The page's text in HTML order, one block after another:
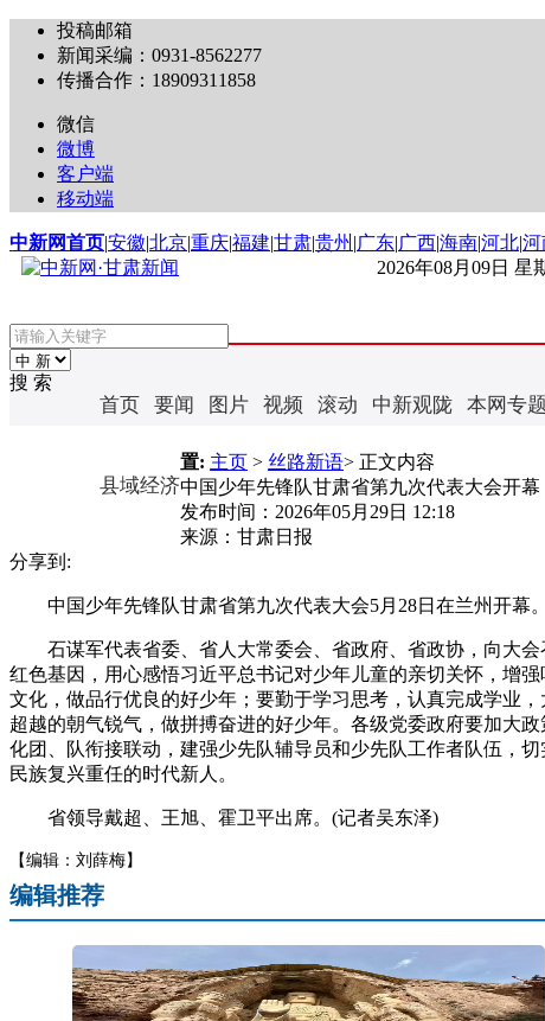
投稿邮箱
新闻采编：0931-8562277
传播合作：18909311858
微信
微博
客户端
移动端
中新网首页|安徽|北京|重庆|福建|甘肃|贵州 |广东|广西|海南|河北|河
2026年08月09日 星
搜 索
首页 要闻 图片 视频 滚动 中新观陇 本网专题
县域经济
置: 主页 > 丝路新语> 正文内容
中国少年先锋队甘肃省第九次代表大会开幕
发布时间： 2026年05月29日 12:18
来源： 甘肃日报
分享到:
中国少年先锋队甘肃省第九次代表大会5月28日在兰州开幕
石谋军代表省委、省人大常委会、省政府、省政协，向大会
红色基因，用心感悟习近平总书记对少年儿童的亲切关怀，增
文化，做品行优良的好少年；要勤于学习思考，认真完成学业
超越的朝气锐气，做拼搏奋进的好少年。各级党委政府要加大
化团、队衔接联动，建强少先队辅导员和少先队工作者队伍，
民族复兴重任的时代新人。
省领导戴超、王旭、霍卫平出席。(记者吴东泽)
【编辑：刘薛梅】
编辑推荐